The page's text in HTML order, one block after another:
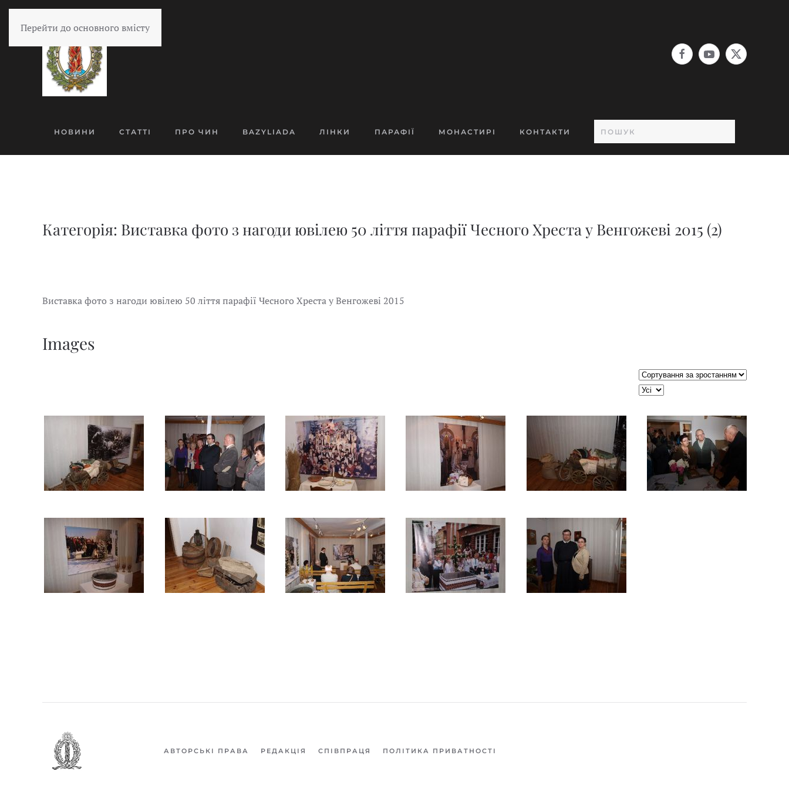
Перейти до основного вмісту
НОВИНИ СТАТТІ ПРО ЧИН BAZYLIADA ЛІНКИ ПАРАФІЇ МОНАСТИРІ КОНТАКТИ
Категорія: Виставка фото з нагоди ювілею 50 ліття парафії Чесного Хреста у Венгожеві 2015 (2)
Виставка фото з нагоди ювілею 50 ліття парафії Чесного Хреста у Венгожеві 2015
Images
Сортувати таблицю за:
JSEARCH_FILTER_LIMIT
АВТОРСЬКІ ПРАВА РЕДАКЦІЯ СПІВПРАЦЯ ПОЛІТИКА ПРИВАТНОСТІ